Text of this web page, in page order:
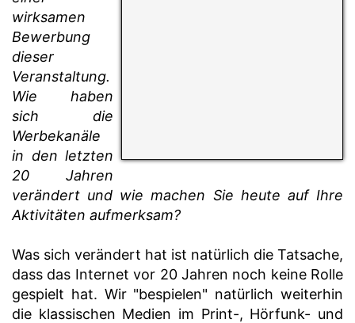
wirksamen
Bewerbung
dieser
Veranstaltung.
Wie haben
sich die
Werbekanäle
in den letzten
20 Jahren
verändert und wie machen Sie heute auf Ihre
Aktivitäten aufmerksam?
Was sich verändert hat ist natürlich die Tatsache,
dass das Internet vor 20 Jahren noch keine Rolle
gespielt hat. Wir "bespielen" natürlich weiterhin
die klassischen Medien im Print-, Hörfunk- und